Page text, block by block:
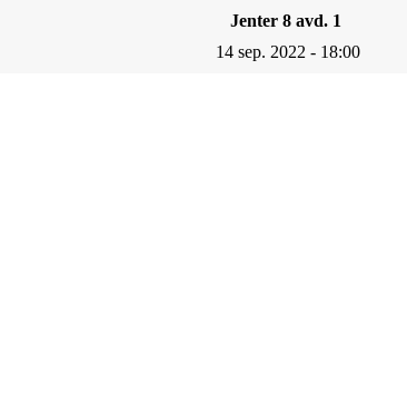
Jenter 8 avd. 1
14 sep. 2022 - 18:00